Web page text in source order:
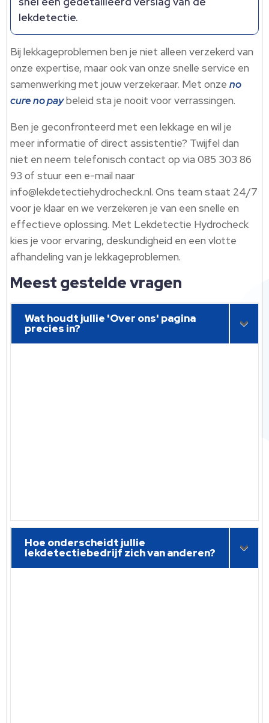
lekdetectie.​
Bij lekkageproblemen ben je niet alleen verzekerd van
onze expertise, maar ook van onze snelle service en
samenwerking met jouw verzekeraar.​ Met onzeno
cure no paybeleid sta je nooit voor verrassingen.​
Ben je geconfronteerd met een lekkage en wil je
meer informatie of direct assistentie? Twijfel dan
niet en neem telefonisch contact op via 085 303 86
93 of stuur een e-mail naar
info@lekdetectiehydrocheck.​nl.​ Ons team staat 24/7
voor je klaar en we verzekeren je van een snelle en
effectieve oplossing.​ Met Lekdetectie Hydrocheck
kies je voor ervaring, deskundigheid en een vlotte
afhandeling van je lekkageproblemen.​
Meest gestelde vragen
Wat houdt jullie 'Over ons' pagina
precies in?
Hoe onderscheidt jullie
lekdetectiebedrijf zich van anderen?